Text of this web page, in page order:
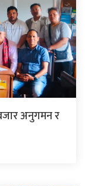
बजार अनुगमन र